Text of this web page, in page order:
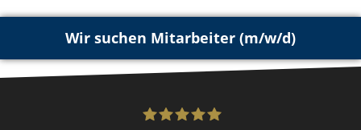
Wir suchen Mitarbeiter (m/w/d)